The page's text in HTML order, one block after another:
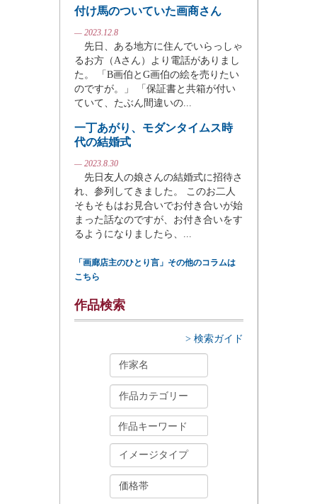
付け馬のついていた画商さん
— 2023.12.8
先日、ある地方に住んでいらっしゃ
るお方（Aさん）より電話がありまし
た。 「B画伯とG画伯の絵を売りたい
のですが。」 「保証書と共箱が付い
ていて、たぶん間違いの...
一丁あがり、モダンタイムス時
代の結婚式
— 2023.8.30
先日友人の娘さんの結婚式に招待さ
れ、参列してきました。 このお二人
そもそもはお見合いでお付き合いが始
まった話なのですが、お付き合いをす
るようになりましたら、...
「画廊店主のひとり言」その他のコラムは
こちら
作品検索
> 検索ガイド